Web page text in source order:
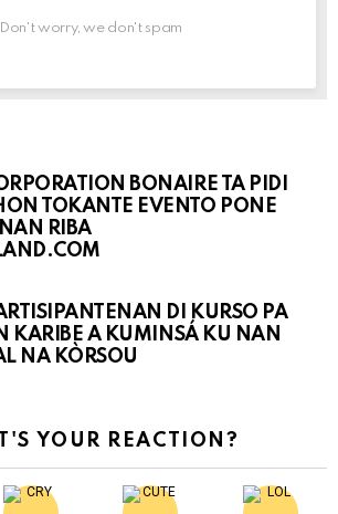
Don't worry, we don't spam
BONAIRE TA PIDI
TOKANTE EVENTO PONE
RIBA
DI KURSO PA
KARIBE A KUMINSÁ KU NAN
NA KÒRSOU
YOUR REACTION?